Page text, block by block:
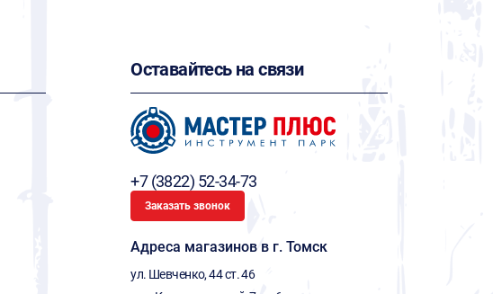
Оставайтесь на связи
+7 (3822) 52-34-73
Заказать звонок
Адреса магазинов в г. Томск
ул. Шевченко, 44 ст. 46